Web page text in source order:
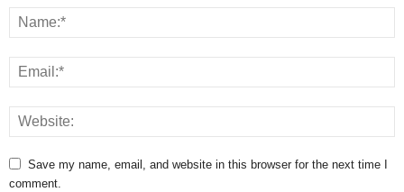
Save my name, email, and website in this browser for the next time I
comment.